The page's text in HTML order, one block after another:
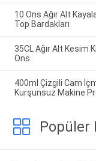
10 Ons Ağır Alt
Top Bardakları
35CL Ağır Alt Kesim
Ons
400ml Çizgili Cam
Kurşunsuz Makine
Popüler